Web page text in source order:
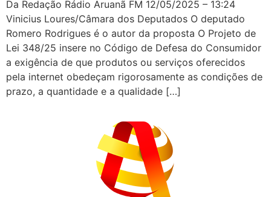
Da Redação Rádio Aruanã FM 12/05/2025 – 13:24
Vinicius Loures/Câmara dos Deputados O deputado
Romero Rodrigues é o autor da proposta O Projeto de
Lei 348/25 insere no Código de Defesa do Consumidor
a exigência de que produtos ou serviços oferecidos
pela internet obedeçam rigorosamente as condições de
prazo, a quantidade e a qualidade […]